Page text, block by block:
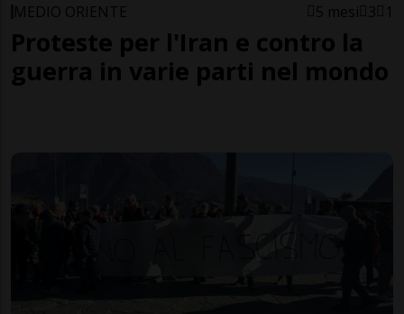
MEDIO ORIENTE 5 mesi 3 1
Proteste per l'Iran e contro la
guerra in varie parti nel mondo